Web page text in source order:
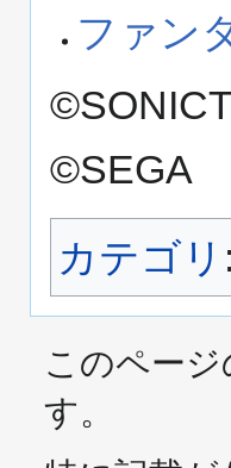
ファン
©SEGA
カテゴリ :
このペー
す。